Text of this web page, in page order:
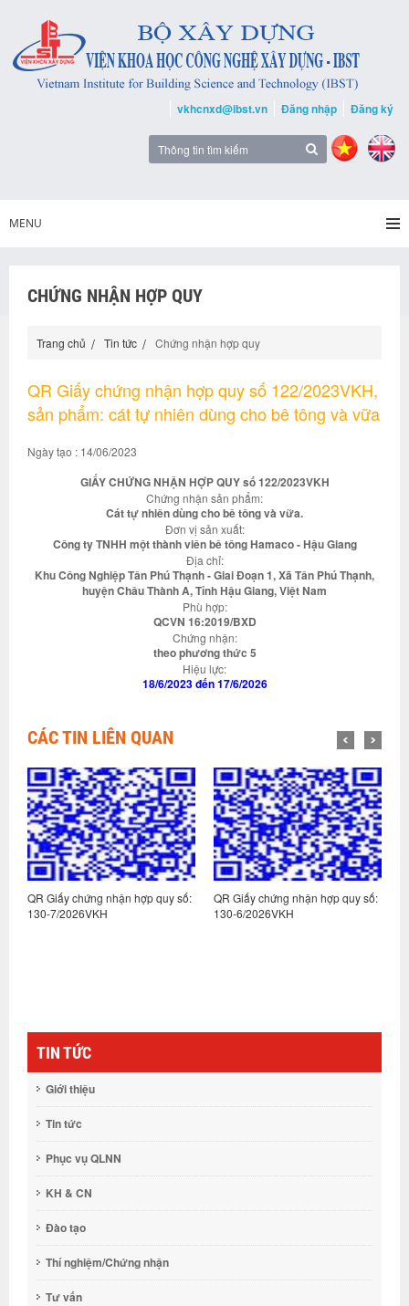
vkhcnxd@ibst.vn Đăng nhập Đăng ký
MENU
CHỨNG NHẬN HỢP QUY
Trang chủ Tin tức Chứng nhận hợp quy
QR Giấy chứng nhận hợp quy số 122/2023VKH,
sản phẩm: cát tự nhiên dùng cho bê tông và vữa
Ngày tạo : 14/06/2023
GIẤY CHỨNG NHẬN HỢP QUY số 122/2023VKH
Chứng nhận sản phẩm:
Cát tự nhiên dùng cho bê tông và vữa.
Đơn vị sản xuất:
Công ty TNHH một thành viên bê tông Hamaco - Hậu Giang
Địa chỉ:
Khu Công Nghiệp Tân Phú Thạnh - Giai Đoạn 1, Xã Tân Phú Thạnh,
huyện Châu Thành A, Tỉnh Hậu Giang, Việt Nam
Phù hợp:
QCVN 16:2019/BXD
Chứng nhận:
theo phương thức 5
Hiệu lực:
18/6/2023 đến 17/6/2026
CÁC TIN LIÊN QUAN
QR Giấy chứng nhận hợp quy số:
130-7/2026VKH
QR Giấy chứng nhận hợp quy số:
130-6/2026VKH
TIN TỨC
Giới thiệu
Tin tức
Phục vụ QLNN
KH & CN
Đào tạo
Thí nghiệm/Chứng nhận
Tư vấn